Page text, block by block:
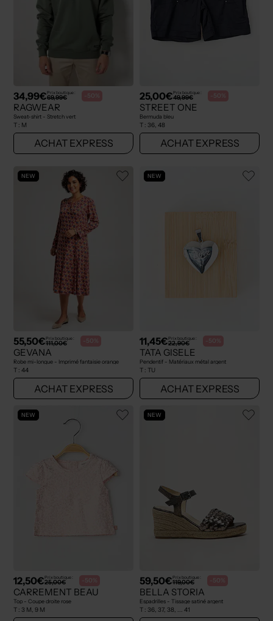
34,99€Prix boutique :
69,99€ -50%
RAGWEAR
Sweat-shirt - Stretch vert
T : M
ACHAT EXPRESS
25,00€Prix boutique :
49,99€ -50%
STREET ONE
Bermuda bleu
T : 36, 48
ACHAT EXPRESS
NEW
55,50€Prix boutique :
111,00€ -50%
GEVANA
Robe mi-longue - Imprimé fantaisie orange
T : 44
ACHAT EXPRESS
NEW
11,45€Prix boutique :
22,90€ -50%
TATA GISELE
Pendentif - Matériaux métal argent
T : TU
ACHAT EXPRESS
NEW
12,50€Prix boutique :
25,00€ -50%
CARREMENT BEAU
Top - Coupe droite rose
T : 3 M, 9 M
NEW
59,50€Prix boutique :
119,00€ -50%
BELLA STORIA
Espadrilles - Tissage satiné argent
T : 36, 37, 38, ... 41